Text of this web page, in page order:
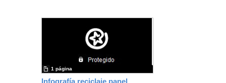
Infografía reciclaje panel
1 página